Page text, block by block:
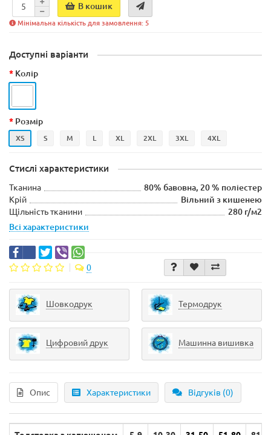
В кошик
Мінімальна кількість для замовлення: 5
Доступні варіанти
Колір
Розмір
XS S M L XL 2XL 3XL 4XL
Стислі характеристики
Тканина
80% бавовна, 20 % поліестер
Крій
Вільний з кишенею
Щільність тканини
280 г/м2
Всі характеристики
0
Шовкодрук Термодрук
Цифровий друк Машинна вишивка
Опис Характеристики Відгуків (0)